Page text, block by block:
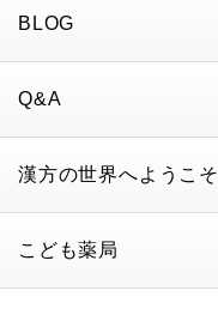
BLOG
Q&A
漢方の世界へようこそ
こども薬局